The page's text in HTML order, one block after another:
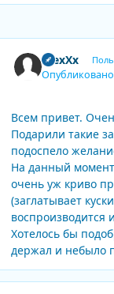
AlexXx
Всем привет.
Подарили такие
подоспело
На данный
очень уж криво
(заглатывает
воспроизводится
Хотелось бы
держал и небыло